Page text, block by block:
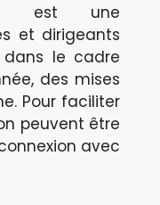
est une
et dirigeants
le cadre
des mises
Pour faciliter
peuvent être
avec